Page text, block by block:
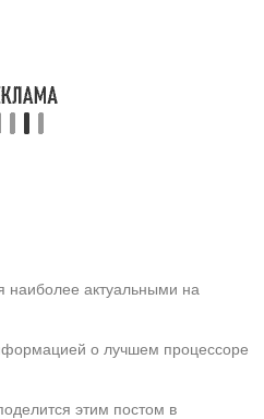
наиболее актуальными на
о лучшем процессоре
этим постом в